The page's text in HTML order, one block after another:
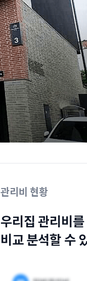
관리비 현황
우리집 관리비
비교 분석할 수